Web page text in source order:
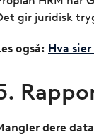
gir juridisk
også: Hva
dere